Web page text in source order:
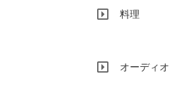
料理
オーディオ